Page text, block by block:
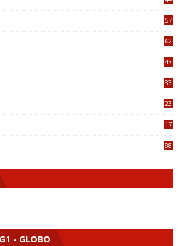
57
62
43
33
23
17
88
- GLOBO